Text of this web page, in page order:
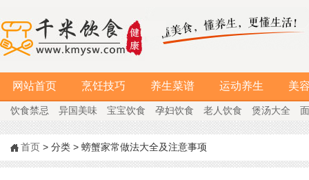
网站首页 烹饪技巧 养生菜谱 运动养生 美
饮食禁忌 异国美味 宝宝饮食 孕妇饮食 老人饮食 煲汤大全
首页 > 分类 > 螃蟹家常做法大全及注意事项